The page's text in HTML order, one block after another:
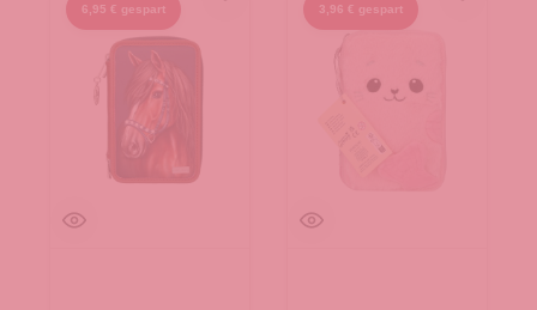
6,95 € gespart 3,96 € gespart